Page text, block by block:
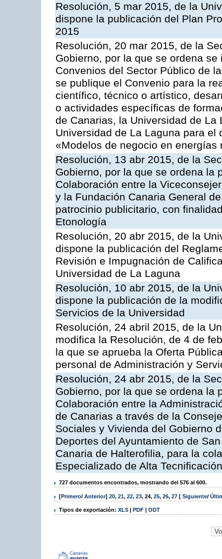
Resolución, 5 mar 2015, de la
dispone la publicación del Plan
2015
Resolución, 20 mar 2015, de la
Gobierno, por la que se ordena
Convenios del Sector Público de
se publique el Convenio para la
científico, técnico o artístico,
o actividades específicas de
de Canarias, la Universidad de
Universidad de La Laguna para
«Modelos de negocio en energías
Resolución, 13 abr 2015, de la
Gobierno, por la que se ordena la
Colaboración entre la
y la Fundación Canaria General
patrocinio publicitario, con
Etonología
Resolución, 20 abr 2015, de la
dispone la publicación del
Revisión e Impugnación de
Universidad de La Laguna
Resolución, 10 abr 2015, de la
dispone la publicación de la
Servicios de la Universidad
Resolución, 24 abril 2015, de la
modifica la Resolución, de 4 de
la que se aprueba la Oferta
personal de Administración y
Resolución, 24 abr 2015, de la
Gobierno, por la que se ordena la
Colaboración entre la
de Canarias a través de la
Sociales y Vivienda del Gobierno
Deportes del Ayuntamiento de
Canaria de Halterofilia, para la
Especializado de Alta
727 documentos encontrados, mostrando del 576 al 600.
[Primero/ Anterior] 20, 21, 22, 23, 24, 25, 26, 27 [ Siguiente/
Tipos de exportación: XLS | PDF | ODT